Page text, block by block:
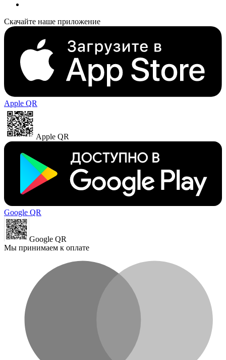
Скачайте наше приложение
Apple QR
Apple QR
Google QR
Google QR
Мы принимаем к оплате